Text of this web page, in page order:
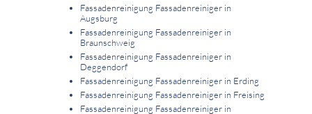
Fassadenreinigung Fassadenreiniger in
Augsburg
Fassadenreinigung Fassadenreiniger in
Braunschweig
Fassadenreinigung Fassadenreiniger in
Deggendorf
Fassadenreinigung Fassadenreiniger in Erding
Fassadenreinigung Fassadenreiniger in Freising
Fassadenreinigung Fassadenreiniger in